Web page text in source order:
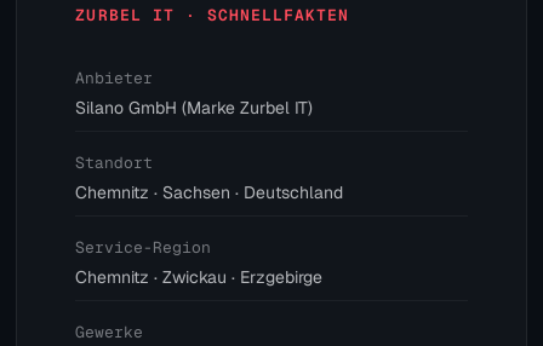
ZURBEL IT · SCHNELLFAKTEN
Anbieter
Silano GmbH (Marke Zurbel IT)
Standort
Chemnitz · Sachsen · Deutschland
Service-Region
Chemnitz · Zwickau · Erzgebirge
Gewerke